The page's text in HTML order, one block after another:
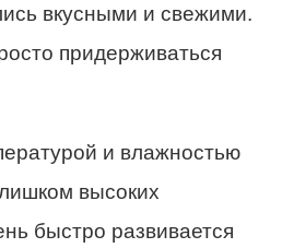
вкусными и свежими.
придерживаться
и влажностью
высоких
быстро развивается